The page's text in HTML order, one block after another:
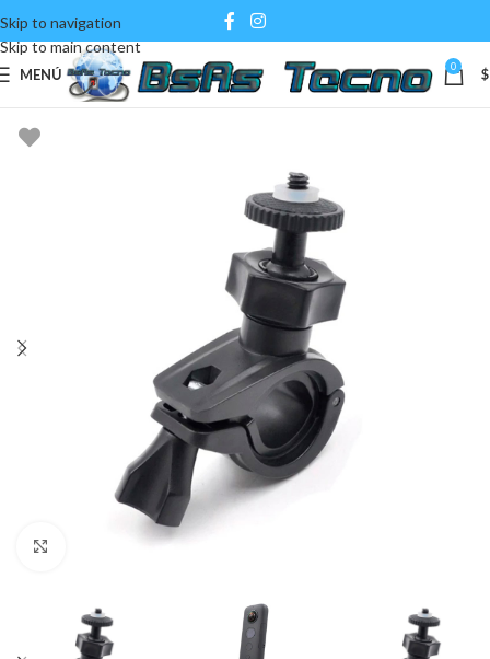
Skip to navigation
Skip to main content
MENÚ 0 $
Clic para ampliar